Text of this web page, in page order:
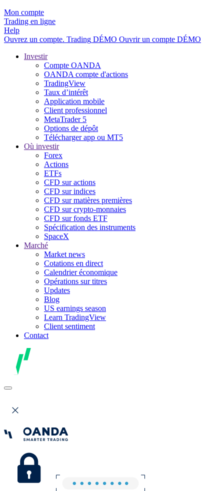
Mon compte
Trading en ligne
Help
Ouvrez un compte. Trading DÉMO Ouvrir un compte DÉMO
Investir
Compte OANDA
OANDA compte d'actions
TradingView
Taux d’intérêt
Application mobile
Client professionnel
MetaTrader 5
Options de dépôt
Télécharger app ou MT5
Où investir
Forex
Actions
ETFs
CFD sur actions
CFD sur indices
CFD sur matières premières
CFD sur crypto-monnaies
CFD sur fonds ETF
Spécification des instruments
SpaceX
Marché
Market news
Cotations en direct
Calendrier économique
Opérations sur titres
Updates
Blog
US earnings season
Learn TradingView
Client sentiment
Contact